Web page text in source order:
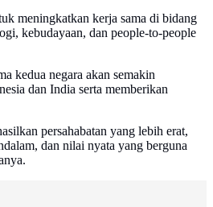
meningkatkan kerja sama di bidang
kebudayaan, dan people-to-people
kedua negara akan semakin
dan India serta memberikan
persahabatan yang lebih erat,
dan nilai nyata yang berguna